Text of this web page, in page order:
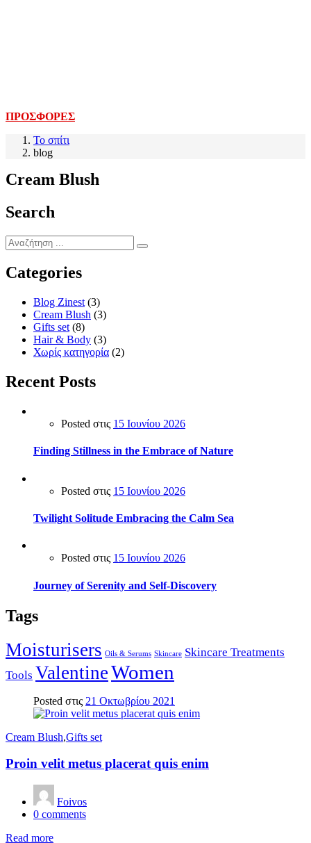
ΠΡΟΣΦΟΡΕΣ
Το σπίτι
blog
Cream Blush
Search
Categories
Blog Zinest (3)
Cream Blush (3)
Gifts set (8)
Hair & Body (3)
Χωρίς κατηγορία (2)
Recent Posts
Posted στις 15 Ιουνίου 2026
Finding Stillness in the Embrace of Nature
Posted στις 15 Ιουνίου 2026
Twilight Solitude Embracing the Calm Sea
Posted στις 15 Ιουνίου 2026
Journey of Serenity and Self-Discovery
Tags
Moisturisers Oils & Serums Skincare Skincare Treatments
Tools ValentineWomen
Posted στις 21 Οκτωβρίου 2021
Cream Blush,Gifts set
Proin velit metus placerat quis enim
Foivos
0 comments
Read more